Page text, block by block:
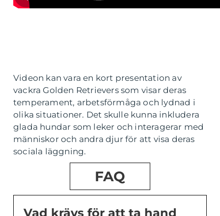
Videon kan vara en kort presentation av
vackra Golden Retrievers som visar deras
temperament, arbetsförmåga och lydnad i
olika situationer. Det skulle kunna inkludera
glada hundar som leker och interagerar med
människor och andra djur för att visa deras
sociala läggning.
FAQ
Vad krävs för att ta hand